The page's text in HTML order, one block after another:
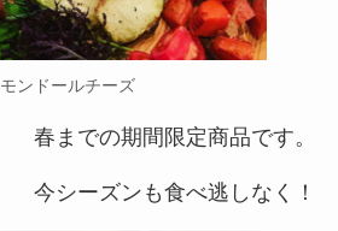
モンドールチーズ
春までの期間限定商品です。
今シーズンも食べ逃しなく！